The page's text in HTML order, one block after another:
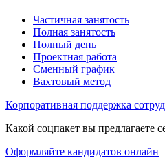
Частичная занятость
Полная занятость
Полный день
Проектная работа
Сменный график
Вахтовый метод
Корпоративная поддержка
Какой соцпакет вы предлагаете
Оформляйте кандидатов онлайн